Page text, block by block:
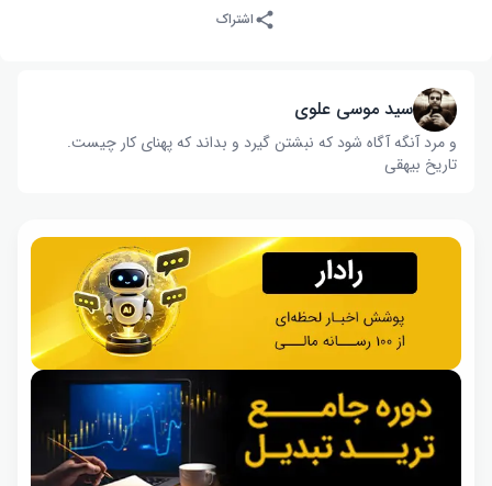
اشتراک
سید موسی علوی
و مرد آنگه آگاه شود که نبشتن گیرد و بداند که پهنای کار چیست‌.
تاریخ بیهقی